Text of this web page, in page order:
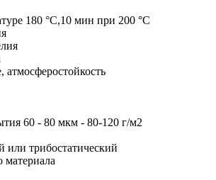
180 °С,10 мин при 200 °С
60 - 80 мкм - 80-120 г/м2
или трибостатический